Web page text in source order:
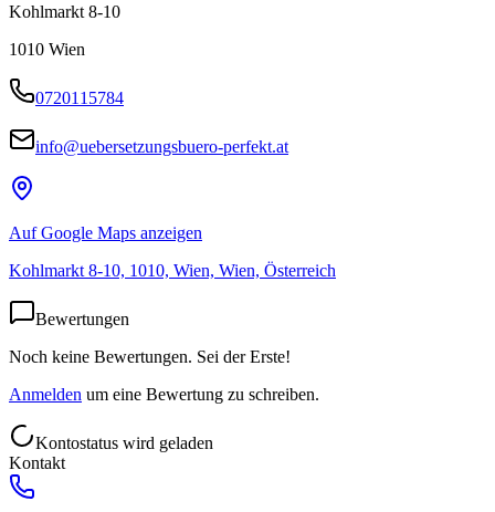
Kohlmarkt 8-10
1010 Wien
0720115784
info@uebersetzungsbuero-perfekt.at
Auf Google Maps anzeigen
Kohlmarkt 8-10, 1010, Wien, Wien, Österreich
Bewertungen
Noch keine Bewertungen. Sei der Erste!
Anmelden um eine Bewertung zu schreiben.
Kontostatus wird geladen
Kontakt